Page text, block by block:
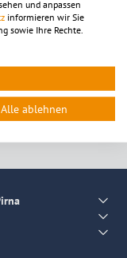
und anpassen
informieren wir Sie
sowie Ihre Rechte.
Alle ablehnen